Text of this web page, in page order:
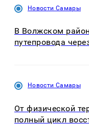
Новости Самары
В Волжском
путепровода
Новости Самары
От физической
полный цикл